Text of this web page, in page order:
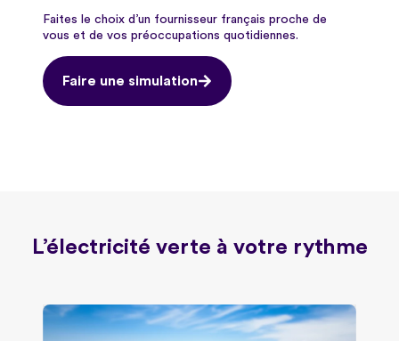
Faites le choix d’un fournisseur français proche de
vous et de vos préoccupations quotidiennes.
Faire une simulation
L’électricité verte à votre rythme